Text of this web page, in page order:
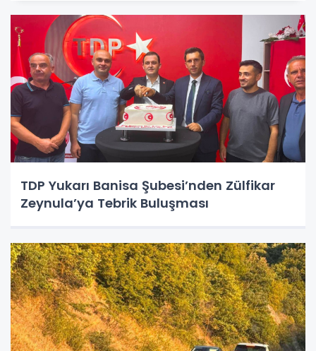
TDP Yukarı Banisa Şubesi’nden Zülfikar
Zeynula’ya Tebrik Buluşması